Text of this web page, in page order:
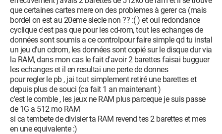
que certaines cartes mere on des problemes à gerer ca (mais
bordel on est au 20eme siecle non ?? :( ) et oui redondance
cyclique c'est pas que pour les cd-rom, tout les echanges de
données sont soumis a ce controlpour faire simple qd tu instal
un jeu d'un cdrom, les données sont copié sur le disque dur via
la RAM, dans mon cas le fait d'avoir 2 barettes faisai bugguer
les echanges et il en resultai une perte de donnes
pour regler le pb , jai tout simplement retiré une barettes et
depuis plus de souci (ca fait 1 an maintenant )
c'est le comble , les jeux ne RAM plus parceque je suis passe
de 1G a 512 mo RAM
si ca tembete de divisier ta RAM revend tes 2 barettes et mes
en une equivalente :)